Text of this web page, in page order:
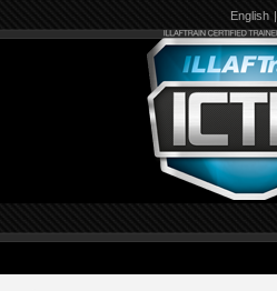
| English